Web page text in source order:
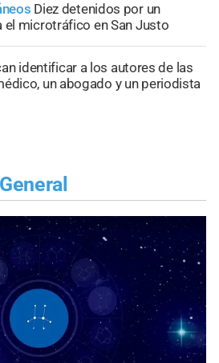
Diez detenidos por un
microtráfico en San Justo
identificar a los autores de las
un abogado y un periodista